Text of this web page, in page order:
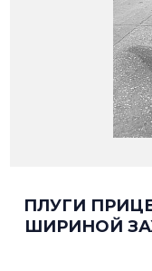
ПЛУГИ
ШИРИНОЙ